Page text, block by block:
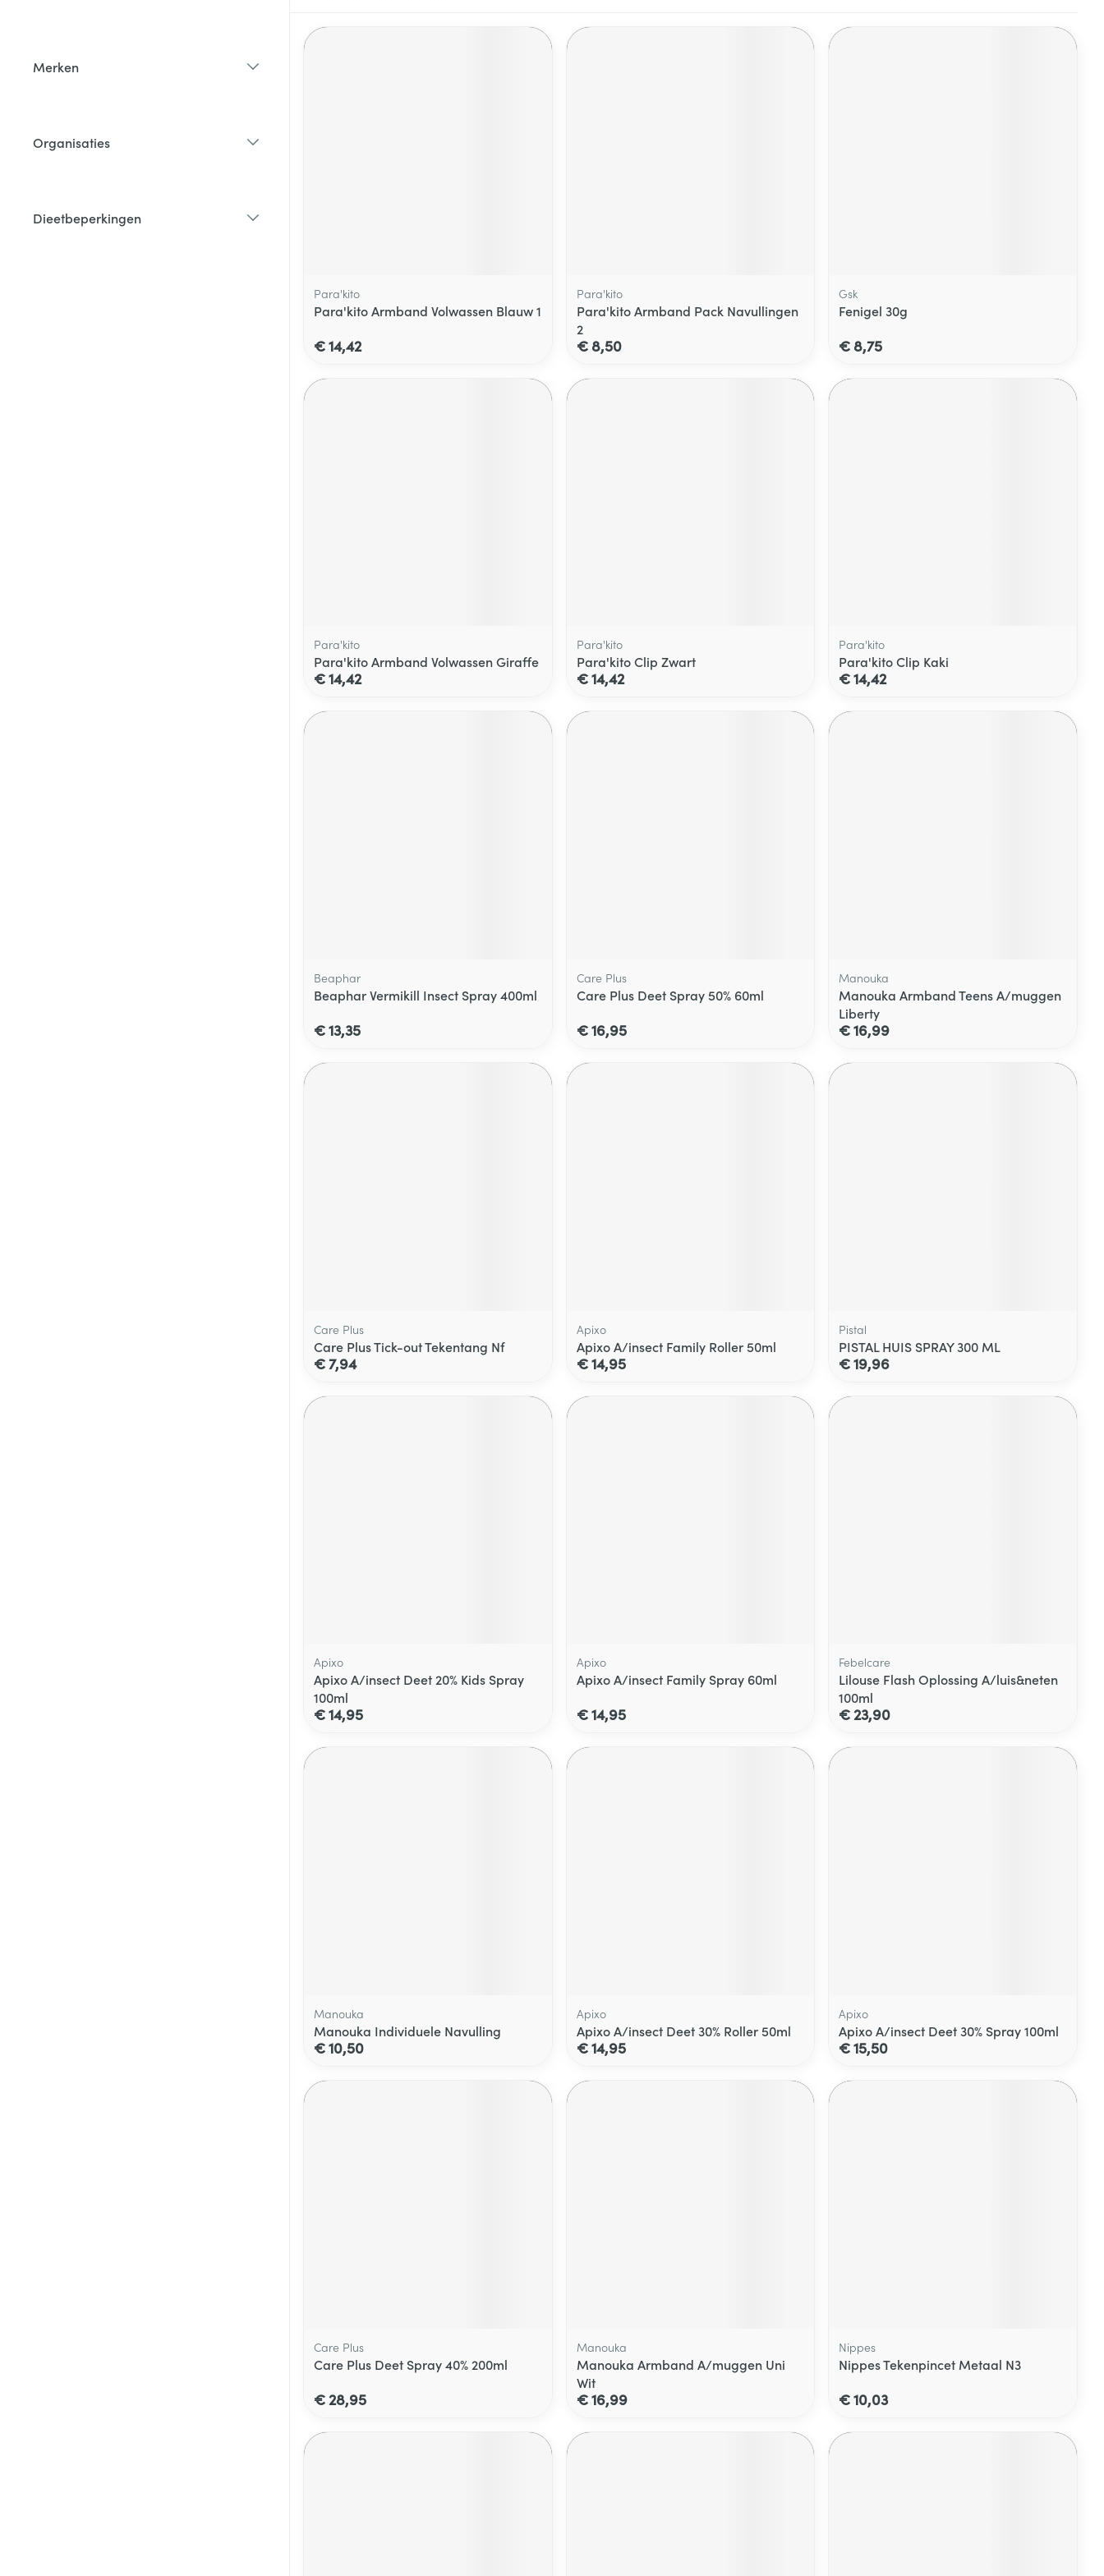
Merken
Organisaties
Dieetbeperkingen
Para'kito
Para'kito Armband Volwassen Blauw 1
€ 14,42
Para'kito
Para'kito Armband Pack Navullingen
2
€ 8,50
Gsk
Fenigel 30g
€ 8,75
Para'kito
Para'kito Armband Volwassen Giraffe
€ 14,42
Para'kito
Para'kito Clip Zwart
€ 14,42
Para'kito
Para'kito Clip Kaki
€ 14,42
Beaphar
Beaphar Vermikill Insect Spray 400ml
€ 13,35
Care Plus
Care Plus Deet Spray 50% 60ml
€ 16,95
Manouka
Manouka Armband Teens A/muggen
Liberty
€ 16,99
Care Plus
Care Plus Tick-out Tekentang Nf
€ 7,94
Apixo
Apixo A/insect Family Roller 50ml
€ 14,95
Pistal
PISTAL HUIS SPRAY 300 ML
€ 19,96
Apixo
Apixo A/insect Deet 20% Kids Spray
100ml
€ 14,95
Apixo
Apixo A/insect Family Spray 60ml
€ 14,95
Febelcare
Lilouse Flash Oplossing A/luis&neten
100ml
€ 23,90
Manouka
Manouka Individuele Navulling
€ 10,50
Apixo
Apixo A/insect Deet 30% Roller 50ml
€ 14,95
Apixo
Apixo A/insect Deet 30% Spray 100ml
€ 15,50
Care Plus
Care Plus Deet Spray 40% 200ml
€ 28,95
Manouka
Manouka Armband A/muggen Uni
Wit
€ 16,99
Nippes
Nippes Tekenpincet Metaal N3
€ 10,03